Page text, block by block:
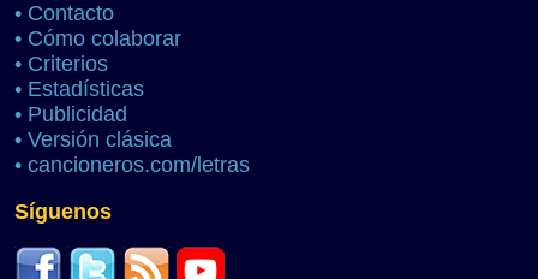
• Contacto
• Cómo colaborar
• Criterios
• Estadísticas
• Publicidad
• Versión clásica
• cancioneros.com/letras
Síguenos